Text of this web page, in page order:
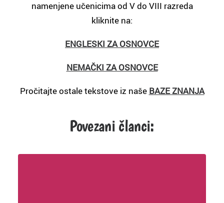
namenjene učenicima od V do VIII razreda
kliknite na:
ENGLESKI ZA OSNOVCE
NEMAČKI ZA OSNOVCE
Pročitajte ostale tekstove iz naše BAZE ZNANJA
Povezani članci: